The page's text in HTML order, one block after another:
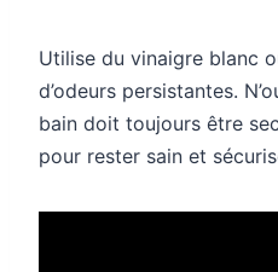
Utilise du vinaigre blanc
d’odeurs persistantes.
bain doit toujours être
pour rester sain et